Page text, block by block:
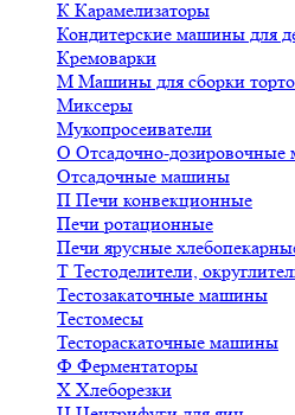
К Карамелизаторы
Кондитерские машины для
Кремоварки
М Машины для сборки
Миксеры
Мукопросеиватели
О Отсадочно-
Отсадочные машины
П Печи конвекционные
Печи ротационные
Печи ярусные
Т Тестоделители,
Тестозакаточные машины
Тестомесы
Тестораскаточные машины
Ф Ферментаторы
Х Хлеборезки